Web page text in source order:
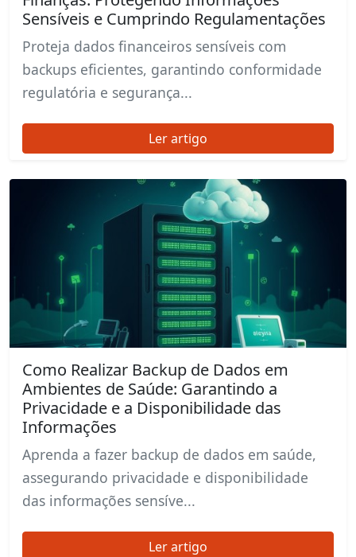
Sensíveis e Cumprindo Regulamentações
Proteja dados financeiros sensíveis com
backups eficientes, garantindo conformidade
regulatória e segurança...
Ler artigo
Como Realizar Backup de Dados em
Ambientes de Saúde: Garantindo a
Privacidade e a Disponibilidade das
Informações
Aprenda a fazer backup de dados em saúde,
assegurando privacidade e disponibilidade
das informações sensíve...
Ler artigo